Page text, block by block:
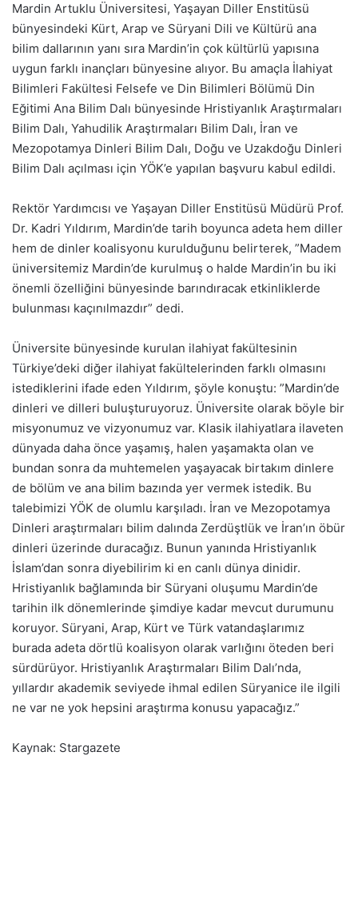
Mardin Artuklu Üniversitesi, Yaşayan Diller Enstitüsü
bünyesindeki Kürt, Arap ve Süryani Dili ve Kültürü ana
bilim dallarının yanı sıra Mardin’in çok kültürlü yapısına
uygun farklı inançları bünyesine alıyor. Bu amaçla İlahiyat
Bilimleri Fakültesi Felsefe ve Din Bilimleri Bölümü Din
Eğitimi Ana Bilim Dalı bünyesinde Hristiyanlık Araştırmaları
Bilim Dalı, Yahudilik Araştırmaları Bilim Dalı, İran ve
Mezopotamya Dinleri Bilim Dalı, Doğu ve Uzakdoğu Dinleri
Bilim Dalı açılması için YÖK’e yapılan başvuru kabul edildi.
Rektör Yardımcısı ve Yaşayan Diller Enstitüsü Müdürü Prof.
Dr. Kadri Yıldırım, Mardin’de tarih boyunca adeta hem diller
hem de dinler koalisyonu kurulduğunu belirterek, ”Madem
üniversitemiz Mardin’de kurulmuş o halde Mardin’in bu iki
önemli özelliğini bünyesinde barındıracak etkinliklerde
bulunması kaçınılmazdır” dedi.
Üniversite bünyesinde kurulan ilahiyat fakültesinin
Türkiye’deki diğer ilahiyat fakültelerinden farklı olmasını
istediklerini ifade eden Yıldırım, şöyle konuştu: ”Mardin’de
dinleri ve dilleri buluşturuyoruz. Üniversite olarak böyle bir
misyonumuz ve vizyonumuz var. Klasik ilahiyatlara ilaveten
dünyada daha önce yaşamış, halen yaşamakta olan ve
bundan sonra da muhtemelen yaşayacak birtakım dinlere
de bölüm ve ana bilim bazında yer vermek istedik. Bu
talebimizi YÖK de olumlu karşıladı. İran ve Mezopotamya
Dinleri araştırmaları bilim dalında Zerdüştlük ve İran’ın öbür
dinleri üzerinde duracağız. Bunun yanında Hristiyanlık
İslam’dan sonra diyebilirim ki en canlı dünya dinidir.
Hristiyanlık bağlamında bir Süryani oluşumu Mardin’de
tarihin ilk dönemlerinde şimdiye kadar mevcut durumunu
koruyor. Süryani, Arap, Kürt ve Türk vatandaşlarımız
burada adeta dörtlü koalisyon olarak varlığını öteden beri
sürdürüyor. Hristiyanlık Araştırmaları Bilim Dalı’nda,
yıllardır akademik seviyede ihmal edilen Süryanice ile ilgili
ne var ne yok hepsini araştırma konusu yapacağız.”
Kaynak: Stargazete